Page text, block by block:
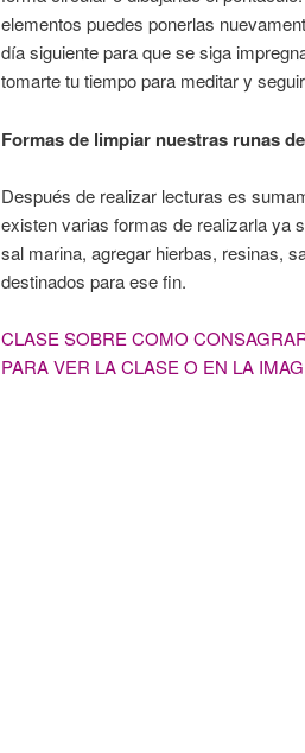
elementos puedes ponerlas
día siguiente para que se siga
tomarte tu tiempo para meditar y
Formas de limpiar nuestras runas
Después de realizar lecturas es
existen varias formas de realizarla ya
sal marina, agregar hierbas, resinas,
destinados para ese fin.
CLASE SOBRE COMO
PARA VER LA CLASE O EN LA